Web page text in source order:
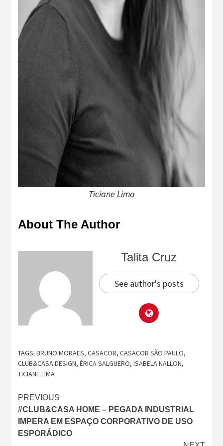
Ticiane Lima
About The Author
Talita Cruz
See author's posts
TAGS: BRUNO MORAES, CASACOR, CASACOR SÃO PAULO,
CLUB&CASA DESIGN, ÉRICA SALGUERO, ISABELA NALLON,
TICIANE LIMA
Continue
Reading
PREVIOUS
#CLUB&CASA HOME – PEGADA INDUSTRIAL
IMPERA EM ESPAÇO CORPORATIVO DE USO
ESPORÁDICO